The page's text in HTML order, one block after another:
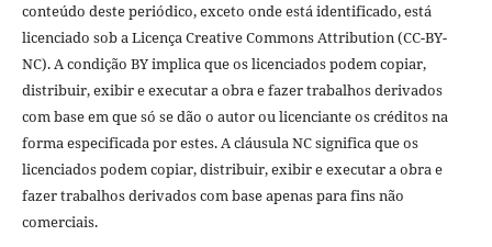
conteúdo deste periódico, exceto onde está identificado, está
licenciado sob a Licença Creative Commons Attribution (CC-BY-
NC). A condição BY implica que os licenciados podem copiar,
distribuir, exibir e executar a obra e fazer trabalhos derivados
com base em que só se dão o autor ou licenciante os créditos na
forma especificada por estes. A cláusula NC significa que os
licenciados podem copiar, distribuir, exibir e executar a obra e
fazer trabalhos derivados com base apenas para fins não
comerciais.